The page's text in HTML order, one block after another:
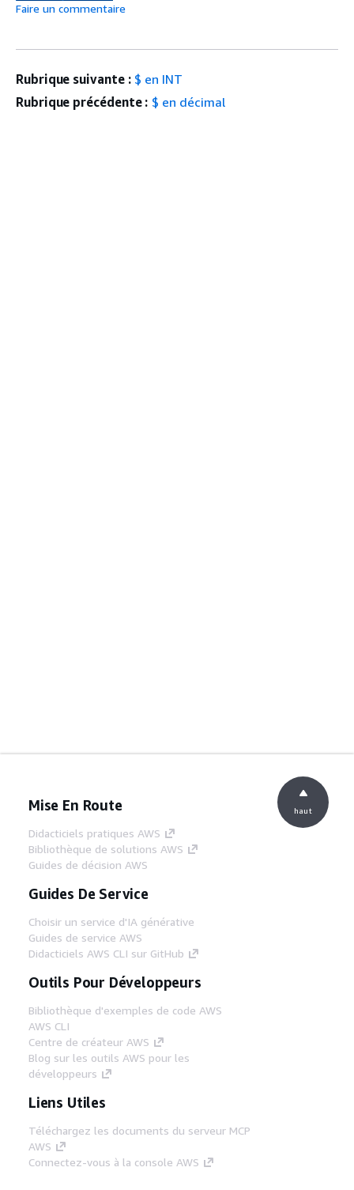
Faire un commentaire
Rubrique suivante : $ en INT
Rubrique précédente : $ en décimal
Mise En Route
Didacticiels pratiques AWS
Bibliothèque de solutions AWS
Guides de décision AWS
Guides De Service
Choisir un service d'IA générative
Guides de service AWS
Didacticiels AWS CLI sur GitHub
Outils Pour Développeurs
Bibliothèque d'exemples de code AWS
AWS CLI
Centre de créateur AWS
Blog sur les outils AWS pour les
développeurs
Liens Utiles
Téléchargez les documents du serveur MCP
AWS
Connectez-vous à la console AWS
haut